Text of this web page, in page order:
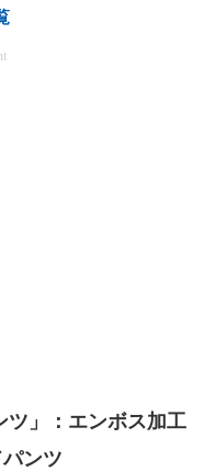
」：エンボス加工
ンツ